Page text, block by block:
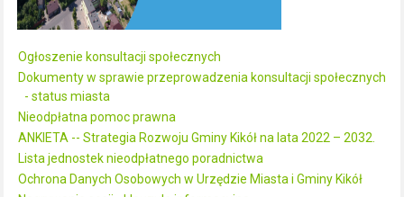
Ogłoszenie konsultacji społecznych
Dokumenty w sprawie przeprowadzenia konsultacji społecznych
- status miasta
Nieodpłatna pomoc prawna
ANKIETA -- Strategia Rozwoju Gminy Kikół na lata 2022 – 2032.
Lista jednostek nieodpłatnego poradnictwa
Ochrona Danych Osobowych w Urzędzie Miasta i Gminy Kikół